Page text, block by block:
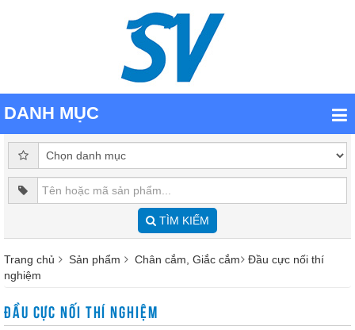
DANH MỤC
TÌM KIẾM
Trang chủ Sản phẩm Chân cắm, Giắc cắm
Đầu cực nối thí
nghiệm
ĐẦU CỰC NỐI THÍ NGHIỆM